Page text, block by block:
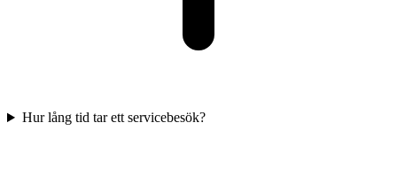
Hur lång tid tar ett servicebesök?